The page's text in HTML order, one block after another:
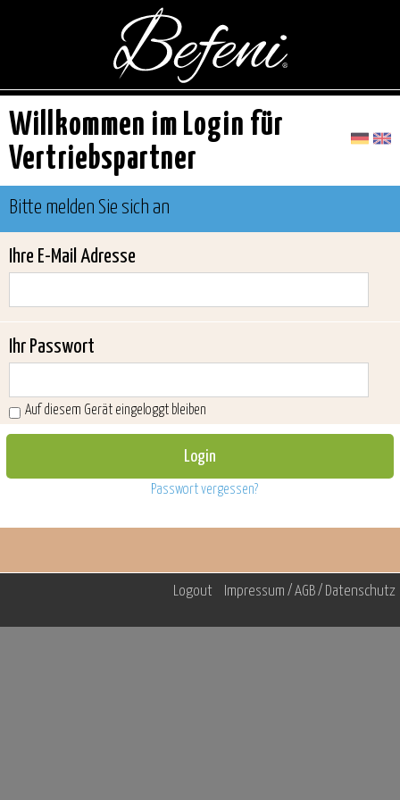
Willkommen im Login für
Vertriebspartner
Bitte melden Sie sich an
Ihre E-Mail Adresse
Ihr Passwort
Auf diesem Gerät eingeloggt bleiben
Passwort vergessen?
Logout Impressum / AGB / Datenschutz